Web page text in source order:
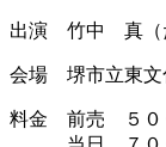
出演 竹中 真（
会場 堺市立東文
料金 前売 ５０